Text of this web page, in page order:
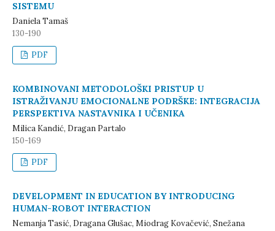
SISTEMU
Daniela Tamaš
130-190
PDF
KOMBINOVANI METODOLOŠKI PRISTUP U
ISTRAŽIVANJU EMOCIONALNE PODRŠKE: INTEGRACIJA
PERSPEKTIVA NASTAVNIKA I UČENIKA
Milica Kandić, Dragan Partalo
150-169
PDF
DEVELOPMENT IN EDUCATION BY INTRODUCING
HUMAN-ROBOT INTERACTION
Nemanja Tasić, Dragana Glušac, Miodrag Kovačević, Snežana